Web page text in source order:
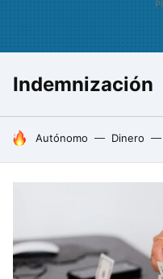
Indemnización
HOY SE HABLA DE
Autónomo Dinero